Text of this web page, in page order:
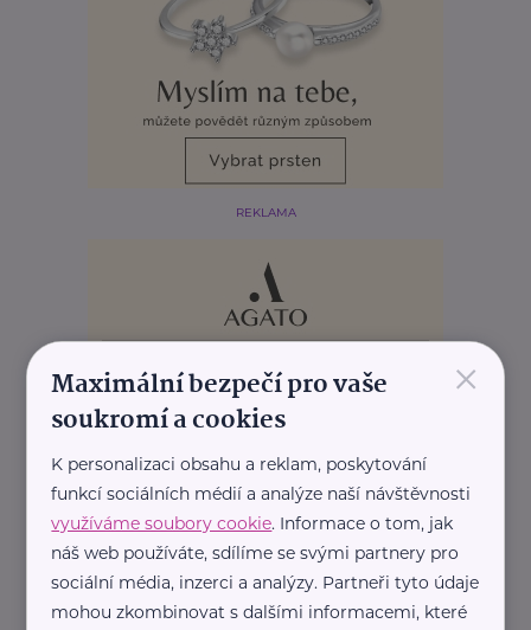
REKLAMA
×
Maximální bezpečí pro vaše
soukromí a cookies
K personalizaci obsahu a reklam, poskytování
funkcí sociálních médií a analýze naší návštěvnosti
využíváme soubory cookie. Informace o tom, jak
náš web používáte, sdílíme se svými partnery pro
sociální média, inzerci a analýzy. Partneři tyto údaje
mohou zkombinovat s dalšími informacemi, které